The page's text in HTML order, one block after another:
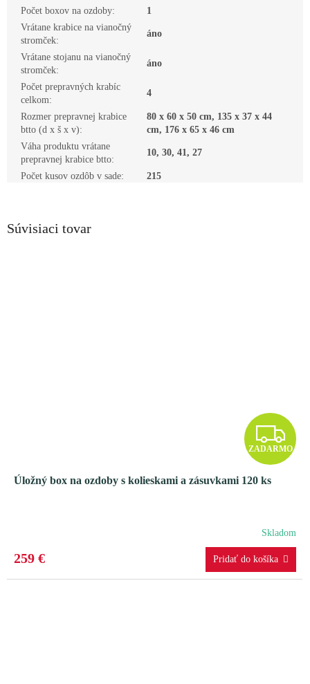
Súvisiaci tovar
Z
A
R
M
ZADARMO
Úložný box na ozdoby s kolieskami a zásuvkami 120 ks
Skladom
259 €
Počet boxov na ozdoby:
1
Vrátane krabice na vianočný
stromček:
áno
Vrátane stojanu na vianočný
stromček:
áno
Počet prepravných krabíc
celkom:
4
Rozmer prepravnej krabice
btto (d x š x v):
80 x 60 x 50 cm, 135 x 37 x 44
cm, 176 x 65 x 46 cm
Váha produktu vrátane
prepravnej krabice btto:
10, 30, 41, 27
Počet kusov ozdôb v sade: 215